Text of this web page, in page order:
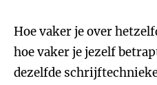
Hoe vaker je over
hoe vaker je jezelf
dezelfde